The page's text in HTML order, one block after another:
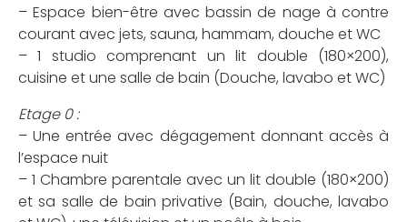
– Espace bien-être avec bassin de nage à contre
courant avec jets, sauna, hammam, douche et WC
– 1 studio comprenant un lit double (180×200),
cuisine et une salle de bain (Douche, lavabo et WC)
Etage 0 :
– Une entrée avec dégagement donnant accès à
l’espace nuit
– 1 Chambre parentale avec un lit double (180×200)
et sa salle de bain privative (Bain, douche, lavabo